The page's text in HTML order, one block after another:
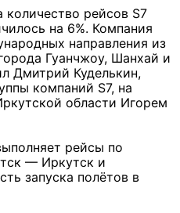
количество рейсов S7
на 6%. Компания
направления из
Гуанчжоу, Шанхай и
Дмитрий Куделькин,
компаний S7, на
области Игорем
рейсы по
— Иркутск и
запуска полётов в